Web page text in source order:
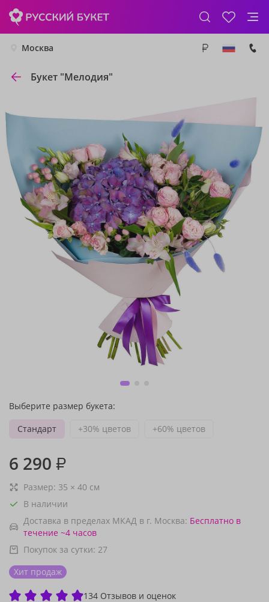
Москва
Букет "Мелодия"
Выберите размер букета:
Стандарт
+30% цветов +60% цветов
6 290 ₽
Размер: 35 × 40 см
В наличии
Доставка в пределах МКАД в г. Москва: Бесплатно в
течение ~4 часов
Покупок за сутки: 27
Хит продаж
134 Отзывов и оценок